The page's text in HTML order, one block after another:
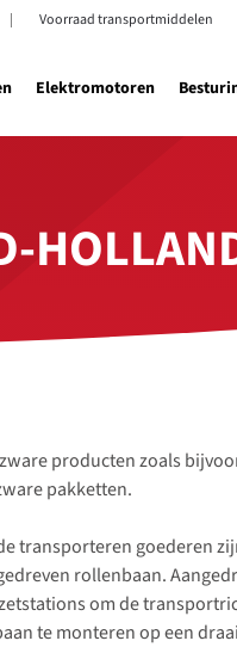
| Voorraad transportmiddelen
Elektromotoren
producten zoals
pakketten.
transporteren goederen
rollenbaan.
om de
te monteren op een